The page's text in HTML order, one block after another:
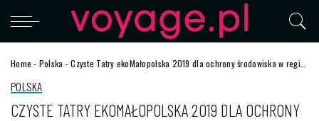
Home - Polska -Czyste Tatry ekoMałopolska 2019 dla ochrony środowiska w regionie
POLSKA
CZYSTE TATRY EKOMAŁOPOLSKA 2019 DLA OCHRONY